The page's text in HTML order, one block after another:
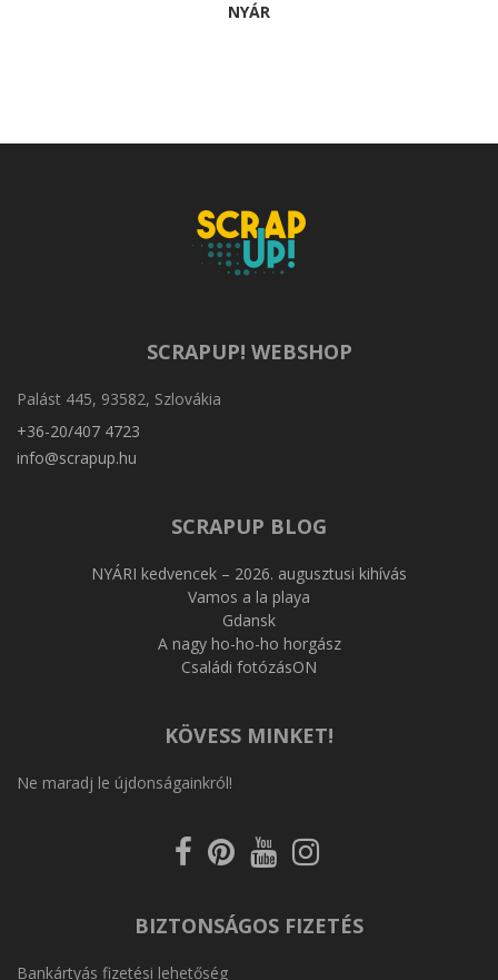
NYÁR
SCRAPUP! WEBSHOP
Palást 445, 93582, Szlovákia
+36-20/407 4723
info@scrapup.hu
SCRAPUP BLOG
NYÁRI kedvencek – 2026. augusztusi kihívás
Vamos a la playa
Gdansk
A nagy ho-ho-ho horgász
Családi fotózásON
KÖVESS MINKET!
Ne maradj le újdonságainkról!
KövessKövess
en
Kövess
a
Kövess
az
BIZTONSÁGOS FIZETÉS
Bankártyás fizetési lehetőség